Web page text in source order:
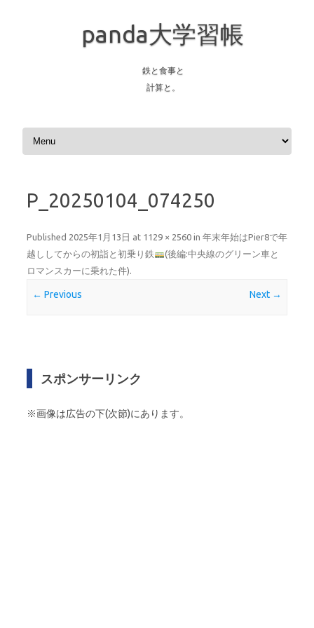
panda大学習帳
鉄と食事と
計算と。
Skip to content
P_20250104_074250
Published 2025年1月13日 at 1129 × 2560 in 年末年始はPier8で年
越ししてからの初詣と初乗り鉄
(後編:中央線のグリーン車と
ロマンスカーに乗れた件).
← Previous Next →
スポンサーリンク
※画像は広告の下(次節)にあります。